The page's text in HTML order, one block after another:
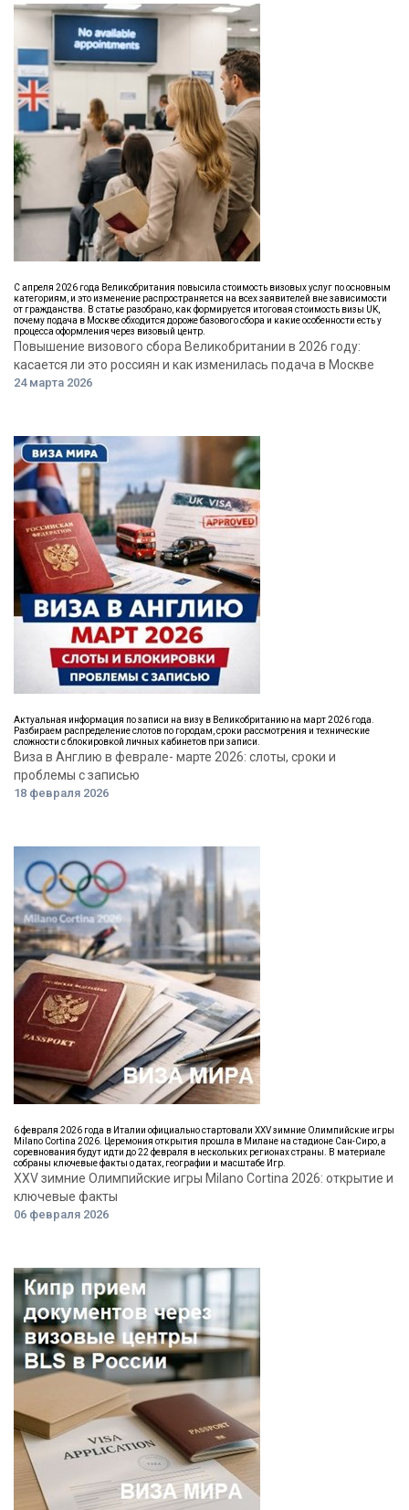
С апреля 2026 года Великобритания повысила стоимость визовых услуг по основным
категориям, и это изменение распространяется на всех заявителей вне зависимости
от гражданства. В статье разобрано, как формируется итоговая стоимость визы UK,
почему подача в Москве обходится дороже базового сбора и какие особенности есть у
процесса оформления через визовый центр.
Повышение визового сбора Великобритании в 2026 году:
касается ли это россиян и как изменилась подача в Москве
24 марта 2026
Актуальная информация по записи на визу в Великобританию на март 2026 года.
Разбираем распределение слотов по городам, сроки рассмотрения и технические
сложности с блокировкой личных кабинетов при записи.
Виза в Англию в феврале- марте 2026: слоты, сроки и
проблемы с записью
18 февраля 2026
6 февраля 2026 года в Италии официально стартовали XXV зимние Олимпийские игры
Milano Cortina 2026. Церемония открытия прошла в Милане на стадионе Сан-Сиро, а
соревнования будут идти до 22 февраля в нескольких регионах страны. В материале
собраны ключевые факты о датах, географии и масштабе Игр.
XXV зимние Олимпийские игры Milano Cortina 2026: открытие и
ключевые факты
06 февраля 2026